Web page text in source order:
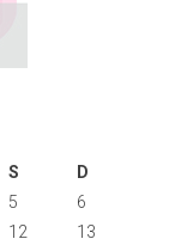
S
D
5
6
12
13